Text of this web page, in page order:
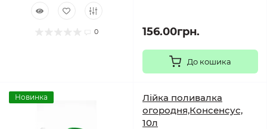
0 156.00грн.
До кошика
Новинка
Лійка поливалка
огородня,Консенсус,
10л